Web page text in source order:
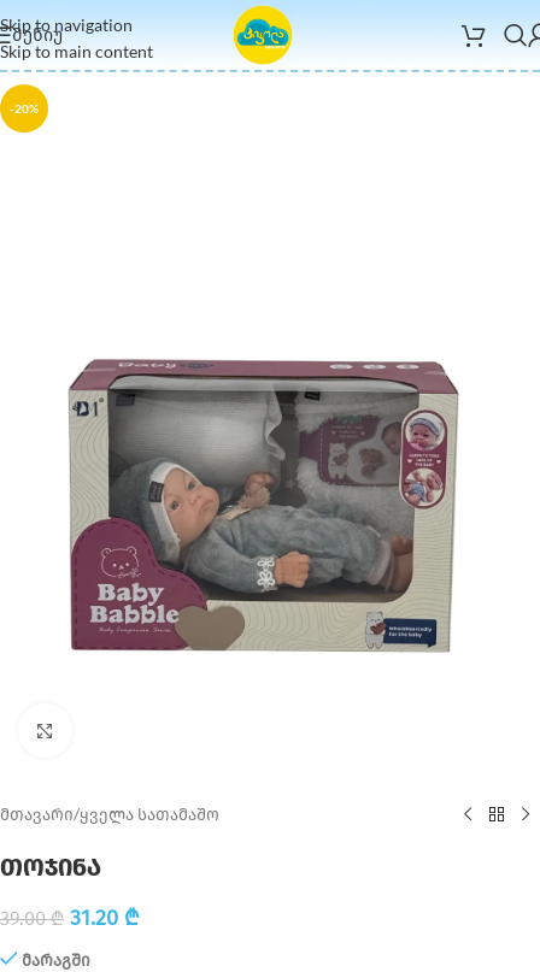
Skip to navigation
Skip to main content
ᲛᲔᲜᲘᲣ
-20%
მთავარი/ყველა სათამაშო
თოჯინა
39.00₾ 31.20 ₾
მარაგში